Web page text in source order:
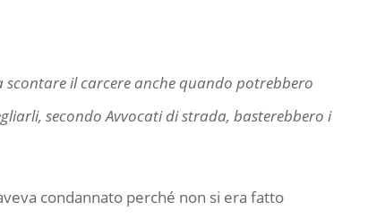
il carcere anche quando potrebbero
secondo Avvocati di strada, basterebbero i
condannato perché non si era fatto